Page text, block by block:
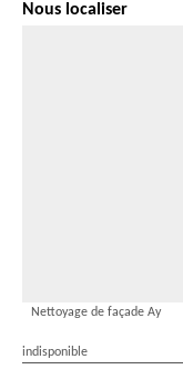
Nous localiser
Nettoyage de façade Ay
indisponible